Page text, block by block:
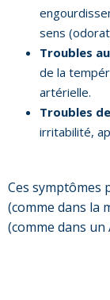
sens
Troubles
de la
artérielle.
Troubles
irritabilité,
Ces
(comme dans la
(comme dans un